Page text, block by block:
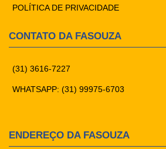
POLÍTICA DE PRIVACIDADE
CONTATO DA FASOUZA
(31) 3616-7227
WHATSAPP: (31) 99975-6703
ENDEREÇO DA FASOUZA